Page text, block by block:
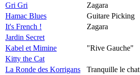
Gri Gri
Zagara
Hamac Blues
Guitare Picking
It's French !
Zagara
Jardin Secret
Kabel et Mimine
"Rive Gauche"
Kitty the Cat
La Ronde des Korrigans
Tranquille le chat